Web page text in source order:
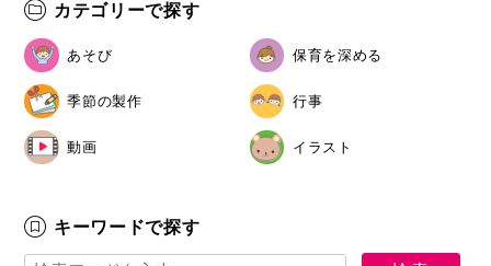
カテゴリーで探す
あそび 保育を深める
季節の製作 行事
動画 イラスト
キーワードで探す